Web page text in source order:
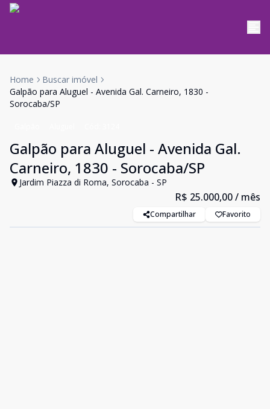
Home
Buscar imóvel
Galpão para Aluguel - Avenida Gal. Carneiro, 1830 -
Sorocaba/SP
Galpão para Aluguel - Avenida Gal.
Carneiro, 1830 - Sorocaba/SP
Jardim Piazza di Roma, Sorocaba - SP
R$ 25.000,00/ mês
Compartilhar Favorito